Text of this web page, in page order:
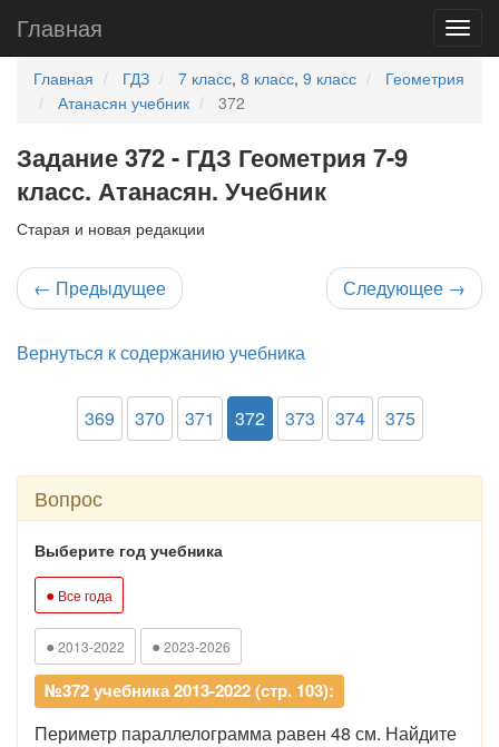
Главная
Главная ГДЗ 7 класс, 8 класс, 9 класс
Геометрия
Атанасян учебник
372
Задание 372 - ГДЗ Геометрия 7-9
класс. Атанасян. Учебник
Старая и новая редакции
← Предыдущее Следующее →
Вернуться к содержанию учебника
369 370 371 372 373 374 375
Вопрос
Выберите год учебника
● Все года
● 2013-2022 ● 2023-2026
№372 учебника 2013-2022 (стр. 103):
Периметр параллелограмма равен 48 см. Найдите